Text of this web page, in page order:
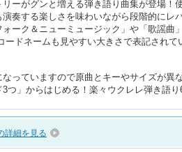
ーがグンと増える弾き語り曲集が登場！
奏する楽しさを味わいながら段階的に
ーク＆ニューミュージック」や「歌謡
ードネームも見やすい大きさで表記され
っていますので原曲とキーやサイズが異な
つ」からはじめる！楽々ウクレレ弾き語
詳細を見る